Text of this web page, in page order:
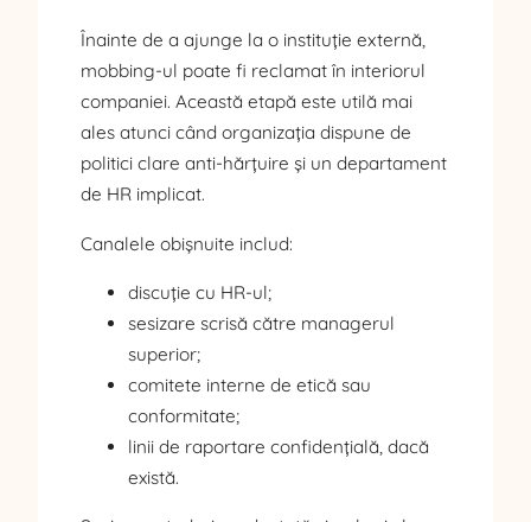
Înainte de a ajunge la o instituție externă,
mobbing-ul poate fi reclamat în interiorul
companiei. Această etapă este utilă mai
ales atunci când organizația dispune de
politici clare anti-hărțuire și un departament
de HR implicat.
Canalele obișnuite includ:
discuție cu HR-ul;
sesizare scrisă către managerul
superior;
comitete interne de etică sau
conformitate;
linii de raportare confidențială, dacă
există.